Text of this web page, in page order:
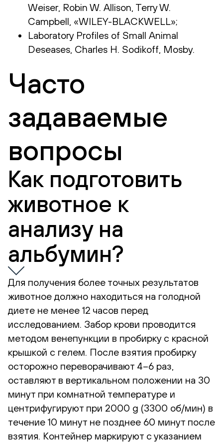
Weiser, Robin W. Allison, Terry W.
Campbell, «WILEY-BLACKWELL»;
Laboratory Profiles of Small Animal
Deseases, Charles H. Sodikoff, Mosby.
Часто
задаваемые
вопросы
Как подготовить
животное к
анализу на
альбумин?
Для получения более точных результатов
животное должно находиться на голодной
диете не менее 12 часов перед
исследованием. Забор крови проводится
методом венепункции в пробирку с красной
крышкой с гелем. После взятия пробирку
осторожно переворачивают 4–6 раз,
оставляют в вертикальном положении на 30
минут при комнатной температуре и
центрифугируют при 2000 g (3300 об/мин) в
течение 10 минут не позднее 60 минут после
взятия. Контейнер маркируют с указанием